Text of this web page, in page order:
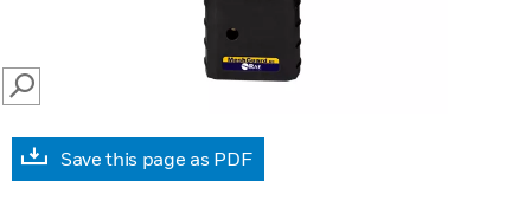
SEARCH
Save this page as PDF